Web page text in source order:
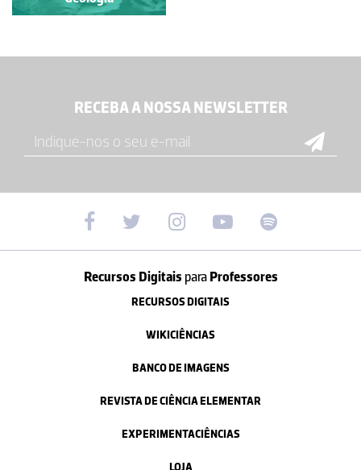
RECEBA A NOSSA NEWSLETTER
Recursos Digitais paraProfessores
RECURSOS DIGITAIS
WIKICIÊNCIAS
BANCO DE IMAGENS
REVISTA DE CIÊNCIA ELEMENTAR
EXPERIMENTACIÊNCIAS
LOJA